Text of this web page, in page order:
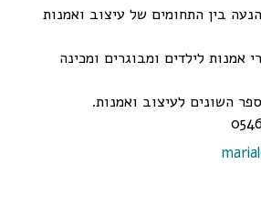
בין התחומים של עיצוב ואמנות
אמנות לילדים ומבוגרים ומכינה
השונים לעיצוב ואמנות.